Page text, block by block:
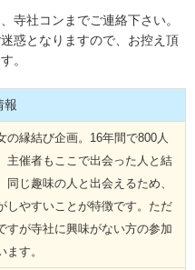
寺社コンまでご連絡下さい。
惑となりますので、お控え頂
。
報
縁結び企画。16年間で800人
主催者もここで出会った人と結
同じ趣味の人と出会えるため、
しやすいことが特徴です。ただ
すが寺社に興味がない方の参加
ます。